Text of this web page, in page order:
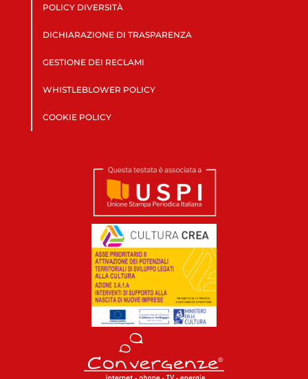
POLICY DIVERSITÀ
DICHIARAZIONE DI TRASPARENZA
GESTIONE DEI RECLAMI
WHISTLEBLOWER POLICY
COOKIE POLICY